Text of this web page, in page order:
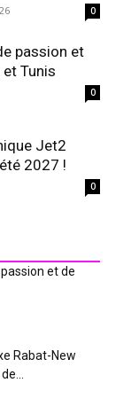
0
passion et
Tunis
0
Jet2
2027 !
0
et de
Rabat-New